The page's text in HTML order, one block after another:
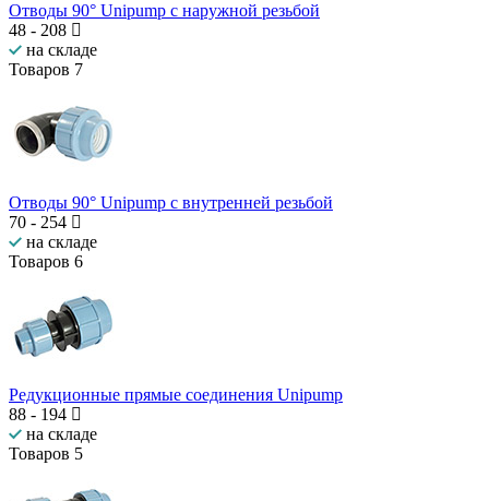
Отводы 90° Unipump с наружной резьбой
48 - 208
на складе
Товаров 7
Отводы 90° Unipump с внутренней резьбой
70 - 254
на складе
Товаров 6
Редукционные прямые соединения Unipump
88 - 194
на складе
Товаров 5